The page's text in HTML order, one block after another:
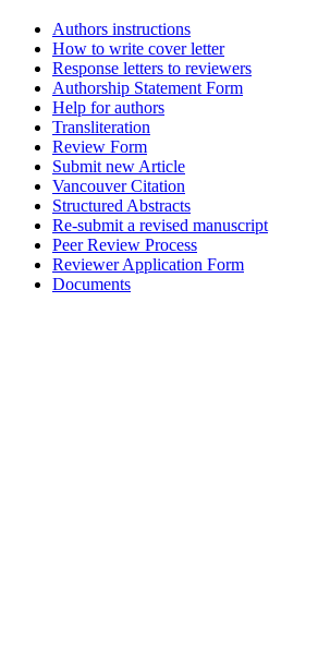
Authors instructions
How to write cover letter
Response letters to reviewers
Authorship Statement Form
Help for authors
Transliteration
Review Form
Submit new Article
Vancouver Citation
Structured Abstracts
Re-submit a revised manuscript
Peer Review Process
Reviewer Application Form
Documents